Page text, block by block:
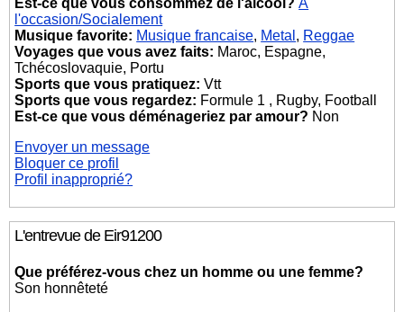
Est-ce que vous consommez de l'alcool? À
l'occasion/Socialement
Musique favorite: Musique francaise, Metal , Reggae
Voyages que vous avez faits: Maroc, Espagne,
Tchécoslovaquie, Portu
Sports que vous pratiquez: Vtt
Sports que vous regardez: Formule 1 , Rugby, Football
Est-ce que vous déménageriez par amour? Non
Envoyer un message
Bloquer ce profil
Profil inapproprié?
L'entrevue de Eir91200
Que préférez-vous chez un homme ou une femme?
Son honnêteté